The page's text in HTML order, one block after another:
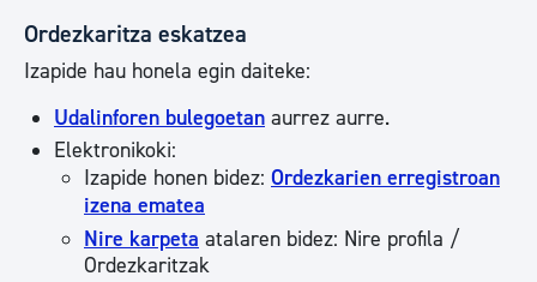
Ordezkaritza eskatzea
Izapide hau honela egin daiteke:
Udalinforen bulegoetan aurrez aurre.
Elektronikoki:
Izapide honen bidez: Ordezkarien erregistroan
izena ematea
Nire karpeta atalaren bidez: Nire profila /
Ordezkaritzak